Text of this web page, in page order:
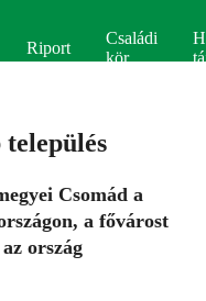
Riport
Családi
kör
település
Csomád a
a fővárost
ország